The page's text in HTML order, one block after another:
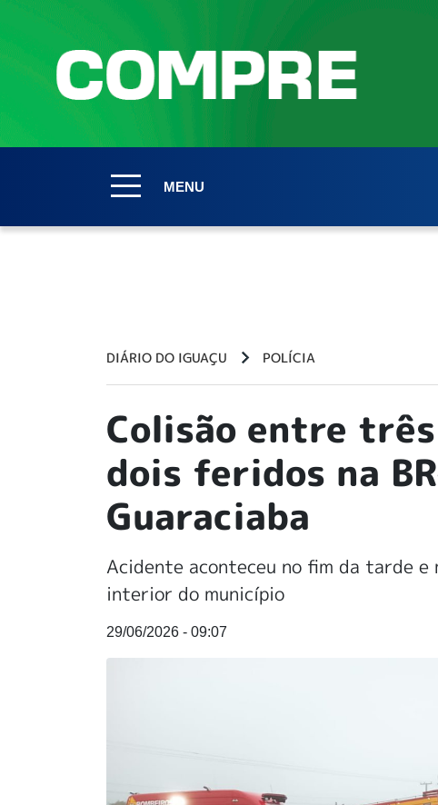
MENU
DIÁRIO DO IGUAÇU POLÍCIA
Colisão entre
dois feridos na
Guaraciaba
Acidente aconteceu no fim da tarde e
interior do município
29/06/2026 - 09:07